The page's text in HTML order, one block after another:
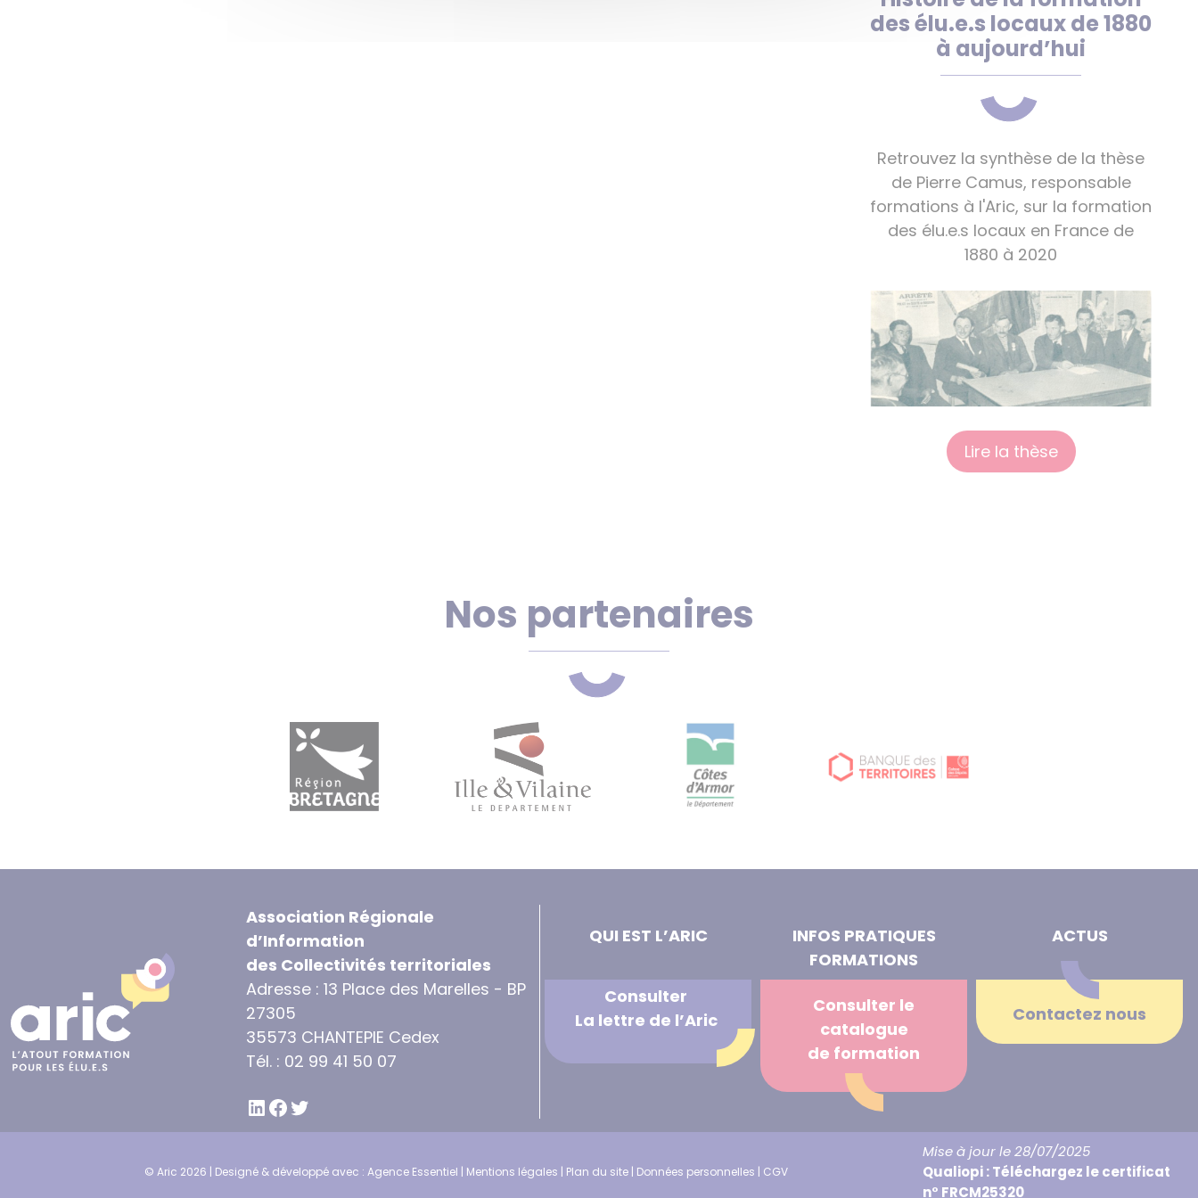
des élu.e.s locaux de 1880
à aujourd’hui
Retrouvez la synthèse de la thèse
de Pierre Camus, responsable
formations à l'Aric, sur la formation
des élu.e.s locaux en France de
1880 à 2020
Lire la thèse
Nos partenaires
Association Régionale
d’Information
des Collectivités territoriales
Adresse : 13 Place des Marelles - BP
27305
35573 CHANTEPIE Cedex
Tél. : 02 99 41 50 07
LINKEDIN
FACEBOOK
TWITTER
QUI EST L’ARIC
INFOS PRATIQUES
FORMATIONS
ACTUS
Consulter
La lettre de l’Aric
Consulter le
catalogue
de formation
Contactez nous
© Aric 2026 | Designé & développé avec : Agence Essentiel | Mentions légales | Plan du site| Données personnelles | CGV
Mise à jour le 28/07/2025
Qualiopi : Téléchargez le certificat
n° FRCM25320